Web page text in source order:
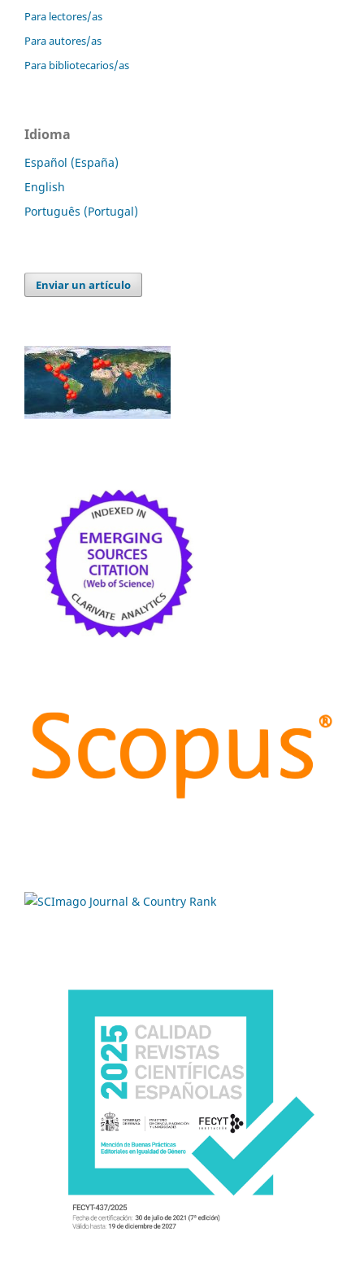
Para lectores/as
Para autores/as
Para bibliotecarios/as
Idioma
Español (España)
English
Português (Portugal)
Enviar un artículo